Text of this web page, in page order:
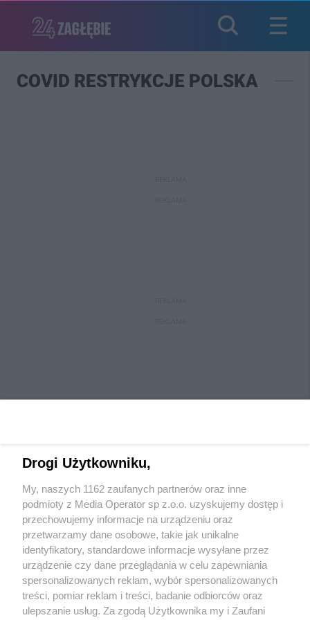
COVID RESTRYKCJE POLSKA
Wydawca mediówlokalnych
Nie zapomnij
zapoznać się z:
polityką prywatności
Twojemiasto Skontaktuj się z nami
Drogi Użytkowniku,
My, naszych 1162 zaufanych partnerów oraz inne
podmioty z Media Operator sp z.o.o. uzyskujemy dostęp i
przechowujemy informacje na urządzeniu oraz
przetwarzamy dane osobowe, takie jak unikalne
identyfikatory, standardowe informacje wysyłane przez
urządzenie czy dane przeglądania w celu zapewniania
spersonalizowanych reklam, wybór spersonalizowanych
treści, pomiar reklam i treści, badanie odbiorców oraz
ulepszanie usług. Za zgodą Użytkownika my i Zaufani